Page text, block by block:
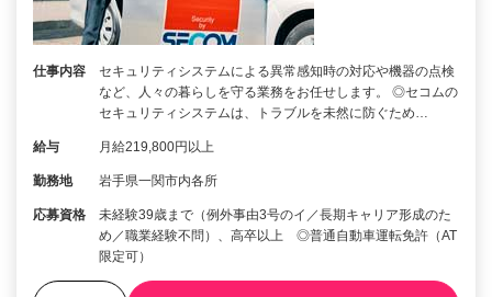
仕事内容
セキュリティシステムによる異常感知時の対応や機器の点検
など、人々の暮らしを守る業務をお任せします。 ◎セコムの
セキュリティシステムは、トラブルを未然に防ぐため…
給与 月給219,800円以上
勤務地 岩手県一関市内各所
応募資格
未経験39歳まで（例外事由3号のイ／長期キャリア形成のた
め／職業経験不問）、高卒以上 ◎普通自動車運転免許（AT
限定可）